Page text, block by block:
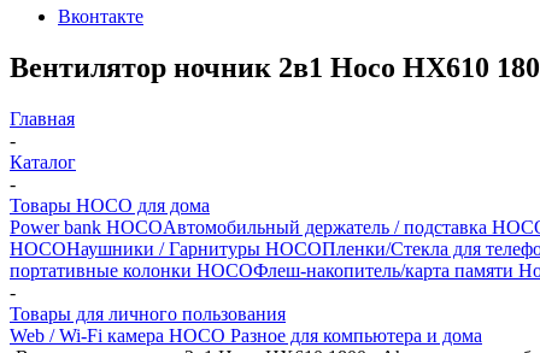
Вконтакте
Вентилятор ночник 2в1 Hoco HX610
Главная
-
Каталог
-
Товары HOCO для дома
Power bank HOCOАвтомобильный держатель / подставка
HOCOНаушники / Гарнитуры HOCOПленки/Стекла для
портативные колонки HOCOФлеш-накопитель/карта памяти
-
Товары для личного пользования
Web / Wi-Fi камера HOCO Разное для компьютера и дома